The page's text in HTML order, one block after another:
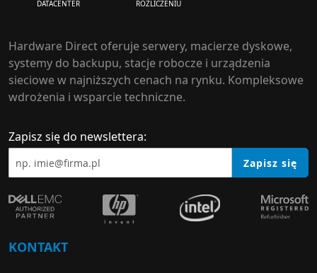
DATACENTER
ROZLICZENIU
Hardware Direct oferuje serwery, macierze dyskowe,
systemy do backupu, stacje robocze i urządzenia
sieciowe w najniższych cenach na rynku. Kompleksowe
wdrożenia i wsparcie techniczne.
Zapisz się do newslettera:
Zapisz się
KONTAKT